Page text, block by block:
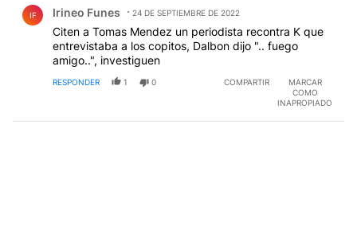
IF Irineo Funes 24 DE SEPTIEMBRE DE 2022
Citen a Tomas Mendez un periodista recontra K que
entrevistaba a los copitos, Dalbon dijo ".. fuego
amigo..", investiguen
RESPONDER 1 0 COMPARTIR
MARCAR
COMO
INAPROPIADO